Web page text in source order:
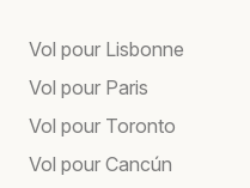
Vol pour Lisbonne
Vol pour Paris
Vol pour Toronto
Vol pour Cancún